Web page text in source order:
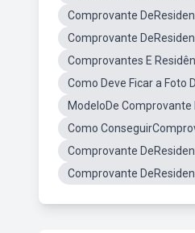
Comprovante
Comprovante
Comprovantes E
Como Deve Ficar a Foto
ModeloDe Comprovante
Como
Comprovante
Comprovante